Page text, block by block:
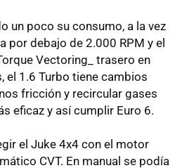
un poco su consumo, a la vez
por debajo de 2.000 RPM y el
Vectoring_ trasero en
el 1.6 Turbo tiene cambios
fricción y recircular gases
eficaz y así cumplir Euro 6.
el Juke 4x4 con el motor
CVT. En manual se podía